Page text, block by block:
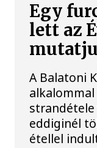
Egy
lett az
A Balatoni
eddiginél
étellel